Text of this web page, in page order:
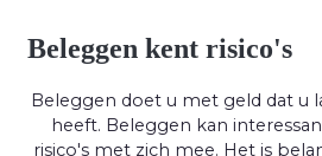
Beleggen kent risico's
Beleggen doet u met geld dat u
heeft. Beleggen kan
risico's met zich mee. Het is